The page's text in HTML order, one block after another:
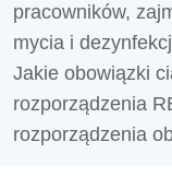
pracowników,
mycia i
Jakie obowiązki
rozporządzenia
rozporządzenia